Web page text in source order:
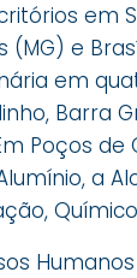
em
(MG) e
em
Barra
Poços de
a